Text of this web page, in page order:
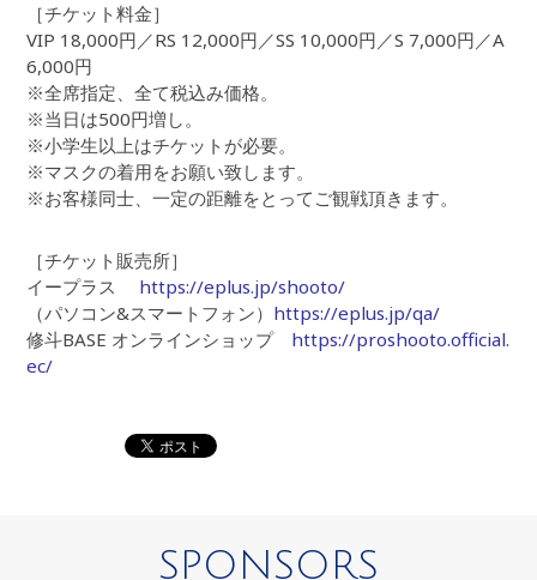
［チケット料金］
VIP 18,000円／RS 12,000円／SS 10,000円／S 7,000円／A
6,000円
※全席指定、全て税込み価格。
※当日は500円増し。
※小学生以上はチケットが必要。
※マスクの着用をお願い致します。
※お客様同士、一定の距離をとってご観戦頂きます。
［チケット販売所］
イープラス https://eplus.jp/shooto/
（パソコン&スマートフォン） https://eplus.jp/qa/
修斗BASE オンラインショップ https://proshooto.official.
ec/
SPONSORS